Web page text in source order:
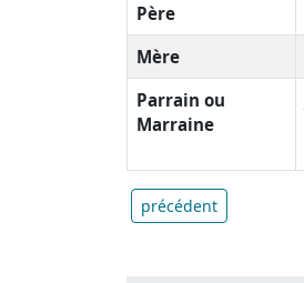
Père
Mère
Parrain ou
Marraine
précédent